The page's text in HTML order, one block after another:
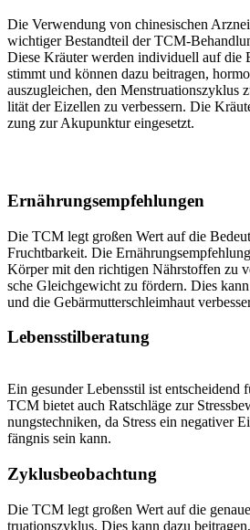
Die Ver­wen­dung von chi­ne­si­schen
wich­ti­ger Bestand­teil der TCM-
Die­se Kräu­ter wer­den indi­vi­du­ell auf die
stimmt und kön­nen dazu bei­tra­gen,
aus­zu­glei­chen, den Mens­trua­ti­ons­zy­klus
li­tät der Eizel­len zu ver­bes­sern. Die
zung zur Aku­punk­tur ein­ge­setzt.
Ernäh­rungs­emp­feh­lun­gen
Die TCM legt gro­ßen Wert auf die
Frucht­bar­keit. Die
Kör­per mit den rich­ti­gen Nähr­stof­fen zu
sche Gleich­ge­wicht zu för­dern. Dies
und die Gebär­mut­ter­schleim­haut
Lebens­stil­be­ra­tung
Ein gesun­der Lebens­stil ist ent­schei­dend
TCM bie­tet auch Rat­schlä­ge zur
nungs­tech­ni­ken, da Stress ein nega­ti­ver
fäng­nis sein kann.
Zyklus­be­ob­ach­tung
Die TCM legt gro­ßen Wert auf die
trua­ti­ons­zy­klus. Dies kann dazu